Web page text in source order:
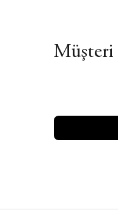
Müşteri